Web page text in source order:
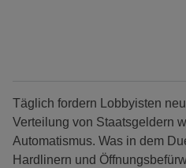
Täglich fordern Lobbyisten
Verteilung von Staatsgeldern
Automatismus. Was in dem
Hardlinern und